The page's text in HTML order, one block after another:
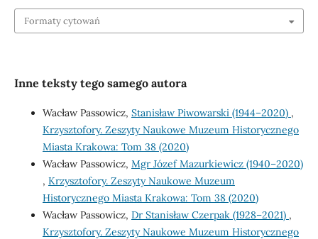
Formaty cytowań
Inne teksty tego samego autora
Wacław Passowicz, Stanisław Piwowarski (1944–2020) ,
Krzysztofory. Zeszyty Naukowe Muzeum Historycznego
Miasta Krakowa: Tom 38 (2020)
Wacław Passowicz, Mgr Józef Mazurkiewicz (1940–2020)
, Krzysztofory. Zeszyty Naukowe Muzeum
Historycznego Miasta Krakowa: Tom 38 (2020)
Wacław Passowicz, Dr Stanisław Czerpak (1928–2021) ,
Krzysztofory. Zeszyty Naukowe Muzeum Historycznego